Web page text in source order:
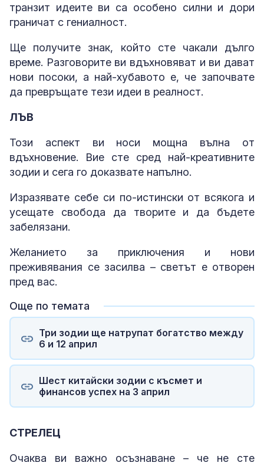
транзит идеите ви са особено силни и дори
граничат с гениалност.
Ще получите знак, който сте чакали дълго
време. Разговорите ви вдъхновяват и ви дават
нови посоки, а най-хубавото е, че започвате
да превръщате тези идеи в реалност.
ЛЪВ
Този аспект ви носи мощна вълна от
вдъхновение. Вие сте сред най-креативните
зодии и сега го доказвате напълно.
Изразявате себе си по-истински от всякога и
усещате свобода да творите и да бъдете
забелязани.
Желанието за приключения и нови
преживявания се засилва – светът е отворен
пред вас.
Още по темата
Три зодии ще натрупат богатство между
6 и 12 април
Шест китайски зодии с късмет и
финансов успех на 3 април
СТРЕЛЕЦ
Очаква ви важно осъзнаване – че не сте